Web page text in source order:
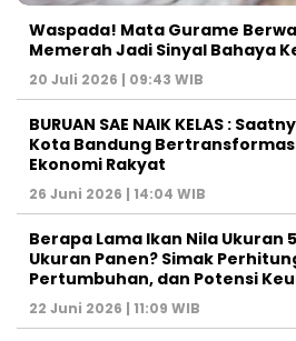
Waspada! Mata Gurame
Memerah Jadi Sinyal Bahaya
20 Juli 2026 | 09:43 WIB
BURUAN SAE NAIK KELAS :
Kota Bandung
Ekonomi Rakyat
26 Juni 2026 | 14:04 WIB
Berapa Lama Ikan Nila Ukuran
Ukuran Panen? Simak
Pertumbuhan, dan Potensi
22 Juni 2026 | 11:09 WIB